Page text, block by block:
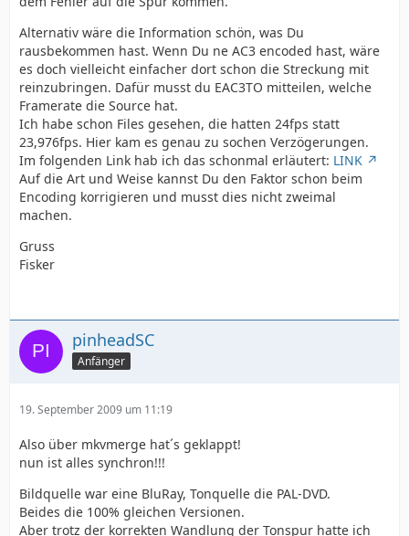
Alternativ wäre die Information schön, was Du
rausbekommen hast. Wenn Du ne AC3 encoded hast, wäre
es doch vielleicht einfacher dort schon die Streckung mit
reinzubringen. Dafür musst du EAC3TO mitteilen, welche
Framerate die Source hat.
Ich habe schon Files gesehen, die hatten 24fps statt
23,976fps. Hier kam es genau zu sochen Verzögerungen.
Im folgenden Link hab ich das schonmal erläutert: LINK
Auf die Art und Weise kannst Du den Faktor schon beim
Encoding korrigieren und musst dies nicht zweimal
machen.
Gruss
Fisker
pinheadSC
Anfänger
19. September 2009 um 11:19
Also über mkvmerge hat´s geklappt!
nun ist alles synchron!!!
Bildquelle war eine BluRay, Tonquelle die PAL-DVD.
Beides die 100% gleichen Versionen.
Aber trotz der korrekten Wandlung der Tonspur hatte ich